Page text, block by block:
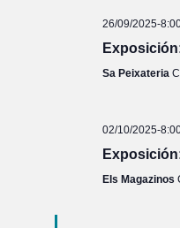
26/09/2025-
Sa Peixateria
02/10/2025-
Els Magazinos